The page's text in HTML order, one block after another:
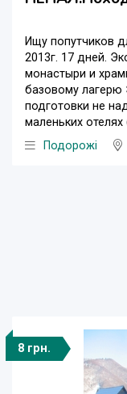
Ищу попутчиков
2013г. 17 дней.
монастыри и
базовому лагерю
подготовки не
маленьких
Подорожі
8 грн.